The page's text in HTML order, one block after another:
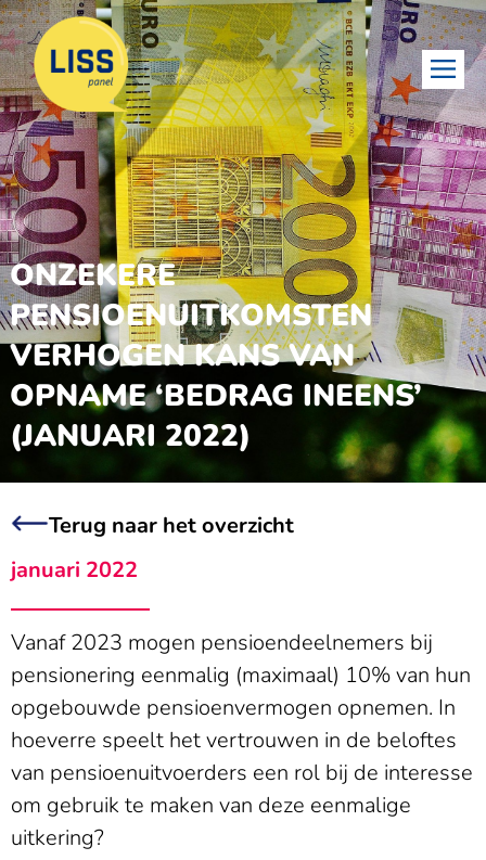
ONZEKERE
PENSIOENUITKOMSTEN
VERHOGEN KANS VAN
OPNAME ‘BEDRAG INEENS’
(JANUARI 2022)
Terug naar het overzicht
januari 2022
Vanaf 2023 mogen pensioendeelnemers bij
pensionering eenmalig (maximaal) 10% van hun
opgebouwde pensioen­vermogen opnemen. In
hoeverre speelt het vertrouwen in de beloftes
van pensioenuitvoerders een rol bij de interesse
om gebruik te maken van deze eenmalige
uitkering?